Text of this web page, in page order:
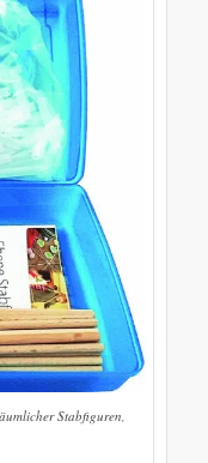
Stabfiguren,